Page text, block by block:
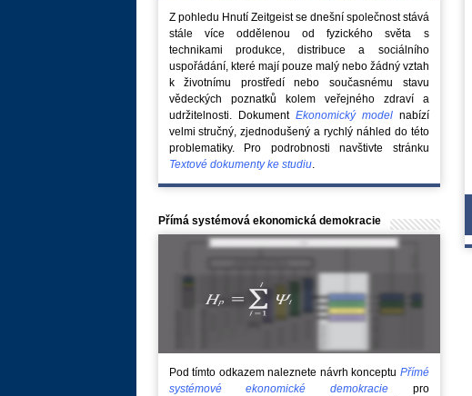
Z pohledu Hnutí Zeitgeist se dnešní společnost stává
stále více oddělenou od fyzického světa s
technikami produkce, distribuce a sociálního
uspořádání, které mají pouze malý nebo žádný vztah
k životnímu prostředí nebo současnému stavu
vědeckých poznatků kolem veřejného zdraví a
udržitelnosti. Dokument Ekonomický modelnabízí
velmi stručný, zjednodušený a rychlý náhled do této
problematiky. Pro podrobnosti navštivte stránku
Textové dokumenty ke studiu.
Přímá systémová ekonomická demokracie
Pod tímto odkazem naleznete návrh konceptu Přímé
systémové ekonomické demokracie pro